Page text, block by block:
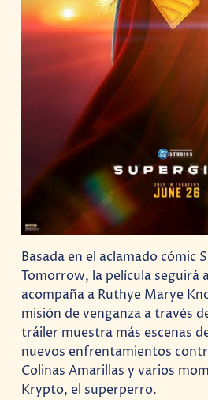
Basada en el aclamado cómic
Tomorrow, la película seguirá
acompaña a Ruthye Marye
misión de venganza a través
tráiler muestra más escenas
nuevos enfrentamientos
Colinas Amarillas y varios
Krypto, el superperro.